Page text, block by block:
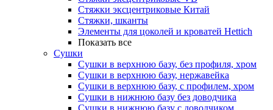
Стяжки эксцентриковые Китай
Стяжки, шканты
Элементы для цоколей и кроватей Hettich
Показать все
Сушки
Сушки в верхнюю базу, без профиля, хром
Сушки в верхнюю базу, нержавейка
Сушки в верхнюю базу, с профилем, хром
Сушки в нижнюю базу без доводчика